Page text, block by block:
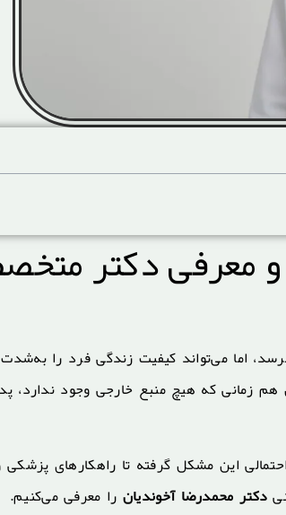
و معرفی دکتر
اما می‌تواند کیفیت زندگی فرد را
زمانی که هیچ منبع خارجی وجود ندارد،
این مشکل گرفته تا راهکارهای پزشکی
دکتر محمدرضا آخوندیان را معرفی می‌کنیم.